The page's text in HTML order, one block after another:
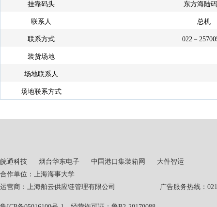
挂靠码头 东方海陆
联系人 总机
联系方式 022－
装货场地
场地联系人
场地联系方式
皖通科技 烟台华东电子 中国港口集装箱网
大件智运
合作单位：上海海事大学
运营商：上海舶云供应链管理有限公司 广告服务热线：021-